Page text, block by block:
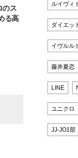
のス
る高
ルイヴィ
ダイエッ
イヴルル
藤井夏恋
LINE
ユニクロ
JJ-JO1部